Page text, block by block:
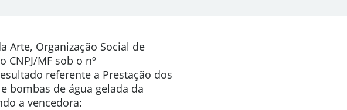
Arte, Organização Social de
MF sob o nº
referente a Prestação dos
bombas de água gelada da
a vencedora: